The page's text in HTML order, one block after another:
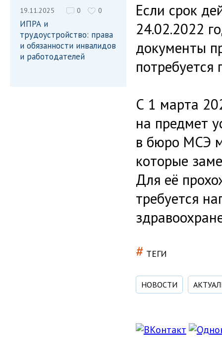
19.11.2025 0 0
ИПРА и
трудоустройство: права
и обязанности инвалидов
и работодателей
Если срок
24.02.2022
документы
потребуется
С 1 марта
на предмет
в бюро МСЭ
которые
Для её
требуется
# ТЕГИ
НОВОСТИ